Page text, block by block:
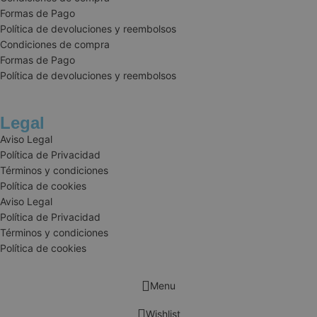
Formas de Pago
Política de devoluciones y reembolsos
Condiciones de compra
Formas de Pago
Política de devoluciones y reembolsos
Legal
Aviso Legal
Política de Privacidad
Términos y condiciones
Política de cookies
Aviso Legal
Política de Privacidad
Términos y condiciones
Política de cookies
Menu
Wishlist
cookieyes-consent